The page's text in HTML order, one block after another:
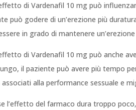
di Vardenafil 10 mg può
può godere di un’erezione più
in grado di mantenere
di Vardenafil 10 mg può anche
il paziente può avere più tempo
associati alla performance sessuale e
l’effetto del farmaco dura troppo